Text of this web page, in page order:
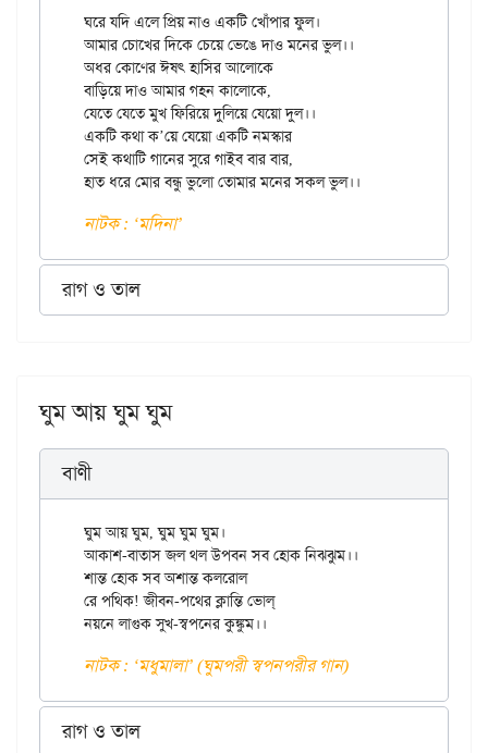
ঘরে যদি এলে প্রিয় নাও একটি খোঁপার ফুল।
আমার চোখের দিকে চেয়ে ভেঙে দাও মনের ভুল।।
অধর কোণের ঈষৎ হাসির আলোকে
বাড়িয়ে দাও আমার গহন কালোকে,
যেতে যেতে মুখ ফিরিয়ে দুলিয়ে যেয়ো দুল।।
একটি কথা ক’য়ে যেয়ো একটি নমস্কার
সেই কথাটি গানের সুরে গাইব বার বার,
নাটক : ‘মদিনা’
রাগ ও তাল
ঘুম আয় ঘুম ঘুম
বাণী
ঘুম আয় ঘুম, ঘুম ঘুম ঘুম।
আকাশ-বাতাস জল থল উপবন সব হোক নিঝ্ঝুম।।
শান্ত হোক সব অশান্ত কলরোল
রে পথিক! জীবন-পথের ক্লান্তি ভোল্
নাটক : ‘মধুমালা’ (ঘুমপরী স্বপনপরীর গান)
রাগ ও তাল